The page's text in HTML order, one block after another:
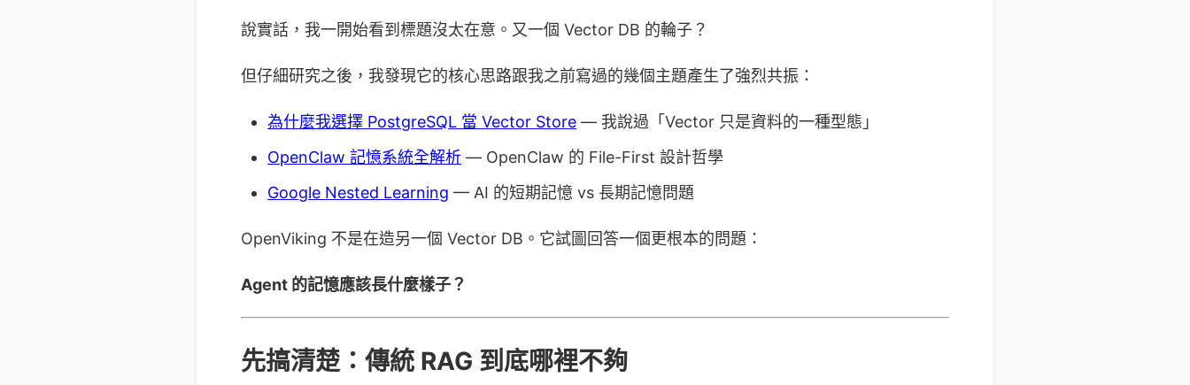
說實話，我一開始看到標題沒太在意。又一個 Vector DB 的輪子？
但仔細研究之後，我發現它的核心思路跟我之前寫過的幾個主題產生了強烈共振：
為什麼我選擇 PostgreSQL 當 Vector Store — 我說過「Vector 只是資料的一種型態」
OpenClaw 記憶系統全解析 — OpenClaw 的 File-First 設計哲學
Google Nested Learning — AI 的短期記憶 vs 長期記憶問題
OpenViking 不是在造另一個 Vector DB。它試圖回答一個更根本的問題：
Agent 的記憶應該長什麼樣子？
先搞清楚：傳統 RAG 到底哪裡不夠